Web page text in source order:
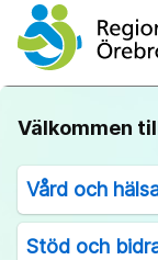
Välkommen
Vård och
Stöd och